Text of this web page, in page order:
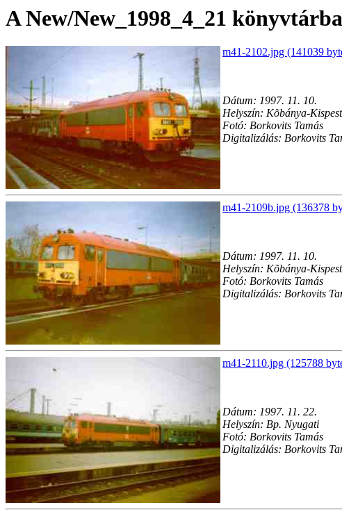
A New/New_1998_4_21
m41-2102.jpg (141039
Dátum: 1997. 11. 10.
Helyszín: Kõbánya-Kispest
Fotó: Borkovits Tamás
Digitalizálás: Borkovits
m41-2109b.jpg (136378
Dátum: 1997. 11. 10.
Helyszín: Kõbánya-Kispest
Fotó: Borkovits Tamás
Digitalizálás: Borkovits
m41-2110.jpg (125788
Dátum: 1997. 11. 22.
Helyszín: Bp. Nyugati
Fotó: Borkovits Tamás
Digitalizálás: Borkovits